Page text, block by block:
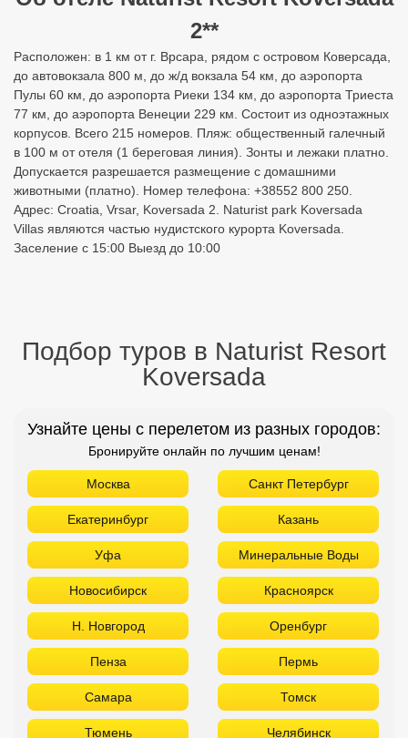
2**
Расположен: в 1 км от г. Врсара, рядом с островом Коверсада,
до автовокзала 800 м, до ж/д вокзала 54 км, до аэропорта
Пулы 60 км, до аэропорта Риеки 134 км, до аэропорта Триеста
77 км, до аэропорта Венеции 229 км. Состоит из одноэтажных
корпусов. Всего 215 номеров. Пляж: общественный галечный
в 100 м от отеля (1 береговая линия). Зонты и лежаки платно.
Допускается разрешается размещение с домашними
животными (платно). Номер телефона: +38552 800 250.
Адрес: Croatia, Vrsar, Koversada 2. Naturist park Koversada
Villas являются частью нудистского курорта Koversada.
Заселение с 15:00 Выезд до 10:00
Подбор туров в Naturist Resort
Koversada
Узнайте цены с перелетом из разных городов:
Бронируйте онлайн по лучшим ценам!
Москва Санкт Петербург
Екатеринбург Казань
Уфа Минеральные Воды
Новосибирск Красноярск
Н. Новгород Оренбург
Пенза Пермь
Самара Томск
Тюмень Челябинск